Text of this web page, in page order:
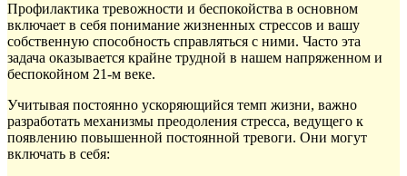
Профилактика тревожности и беспокойства в основном
включает в себя понимание жизненных стрессов и вашу
собственную способность справляться с ними. Часто эта
задача оказывается крайне трудной в нашем напряженном и
беспокойном 21-м веке.
Учитывая постоянно ускоряющийся темп жизни, важно
разработать механизмы преодоления стресса, ведущего к
появлению повышенной постоянной тревоги. Они могут
включать в себя: